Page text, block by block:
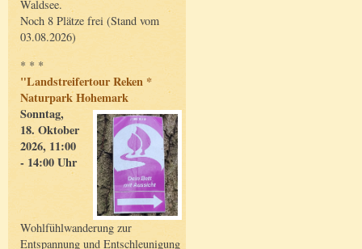
Waldsee.
Noch 8 Plätze frei (Stand vom
03.08.2026)
* * *
"Landstreifertour Reken *
Naturpark Hohemark
Sonntag,
18. Oktober
2026, 11:00
- 14:00 Uhr
Wohlfühlwanderung zur
Entspannung und Entschleunigung